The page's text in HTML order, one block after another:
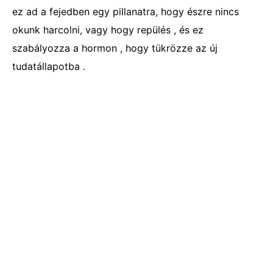
ez ad a fejedben egy pillanatra, hogy észre nincs
okunk harcolni, vagy hogy repülés , és ez
szabályozza a hormon , hogy tükrözze az új
tudatállapotba .